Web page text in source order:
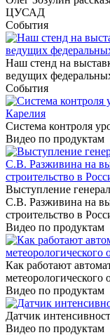
ЦУСАД
События
Наш стенд на
ведущих
События
Система контроля
Видео по продуктам
Выступление
С.В. Разживина на
строительство в
Видео по продуктам
Как работают
Видео по продуктам
Датчик
Видео по продуктам